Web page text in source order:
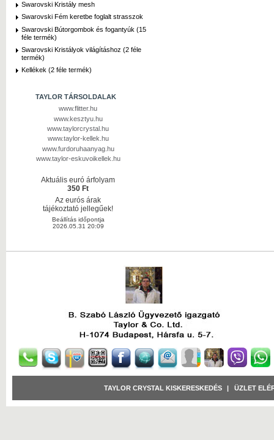
Swarovski Kristály mesh
Swarovski Fém keretbe foglalt strasszok
Swarovski Bútorgombok és fogantyúk (15
féle termék)
Swarovski Kristályok világításhoz (2 féle
termék)
Kellékek (2 féle termék)
TAYLOR TÁRSOLDALAK
www.flitter.hu
www.kesztyu.hu
www.taylorcrystal.hu
www.taylor-kellek.hu
www.furdoruhaanyag.hu
www.taylor-eskuvoikellek.hu
Aktuális euró árfolyam
350 Ft
Az eurós árak
tájékoztató jellegűek!
Beállítás időpontja
2026.05.31 20:09
TAYLOR CRYSTAL KISKERESKEDÉS ÜZLET